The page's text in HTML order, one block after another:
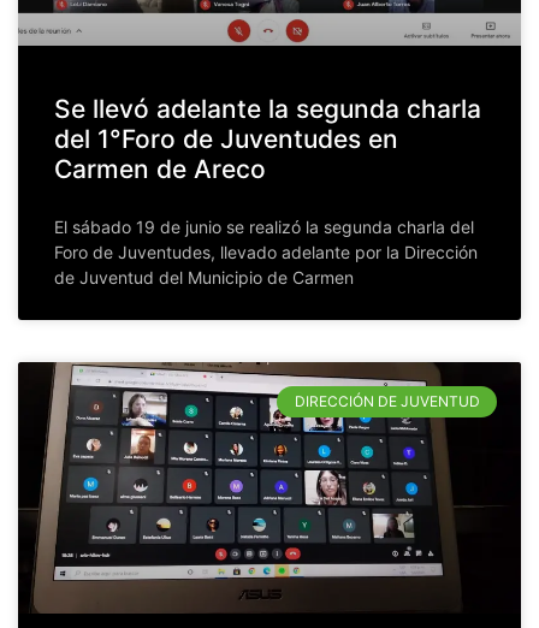
Se llevó adelante la segunda charla
del 1°Foro de Juventudes en
Carmen de Areco
El sábado 19 de junio se realizó la segunda charla del
Foro de Juventudes, llevado adelante por la Dirección
de Juventud del Municipio de Carmen
DIRECCIÓN DE JUVENTUD